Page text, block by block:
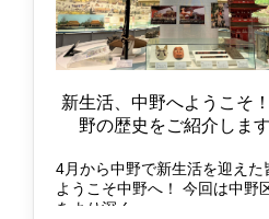
新生活、中野へようこそ
野の歴史をご紹介しま
4月から中野で新生活を迎えた
ようこそ中野へ！ 今回は中野
をより深く…